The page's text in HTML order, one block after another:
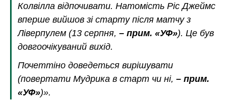
Колвілла відпочивати. Натомість Ріс Джеймс
вперше вийшов зі старту після матчу з
Ліверпулем (13 серпня, – прим. «УФ»). Це був
довгоочікуваний вихід.
Почеттіно доведеться вирішувати
(повертати Мудрика в старт чи ні, – прим.
«УФ»)».